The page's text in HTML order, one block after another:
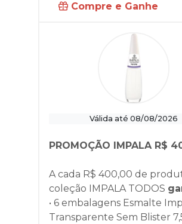
Compre e Ganhe
Válida até 08/08/2026
PROMOÇÃO IMPALA R$
A cada R$ 400,00 de
coleção
IMPALA TODOS
• 6 embalagens Esmalte
Transparente Sem Blister